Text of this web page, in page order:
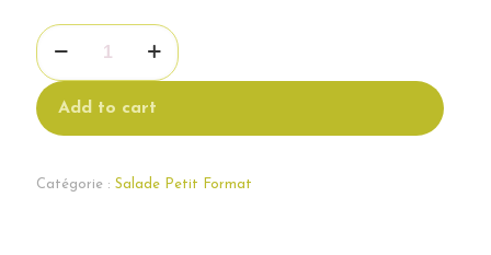
quantité
Salade
Thon
Add to cart
Catégorie : Salade Petit Format